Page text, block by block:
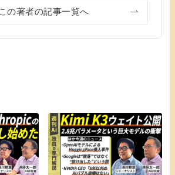
この著者の記事一覧へ